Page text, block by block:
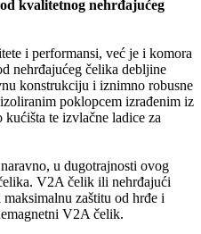
kvalitetnog nehrđajućeg
i performansi, već je i komora
nehrđajućeg čelika debljine
konstrukciju i iznimno robusne
poklopcem izrađenim iz
kućišta te izvlačne ladice za
u dugotrajnosti ovog
V2A čelik ili nehrđajući
zaštitu od hrđe i
V2A čelik.